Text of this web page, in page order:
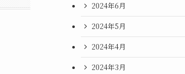
2024年6月
2024年5月
2024年4月
2024年3月